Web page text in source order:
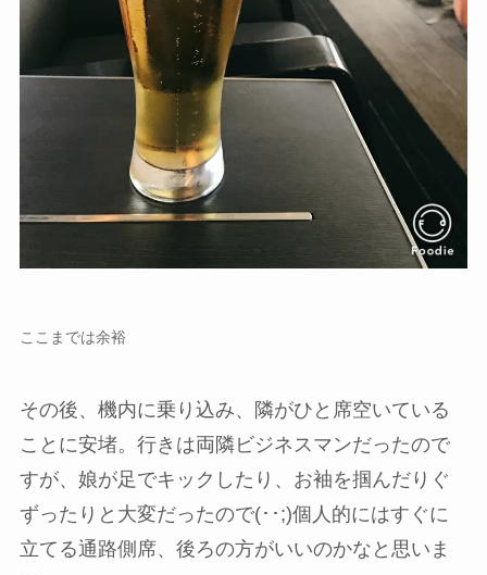
ここまでは余裕
その後、機内に乗り込み、隣がひと席空いている
ことに安堵。行きは両隣ビジネスマンだったので
すが、娘が足でキックしたり、お袖を掴んだりぐ
ずったりと大変だったので(･･;)個人的にはすぐに
立てる通路側席、後ろの方がいいのかなと思いま